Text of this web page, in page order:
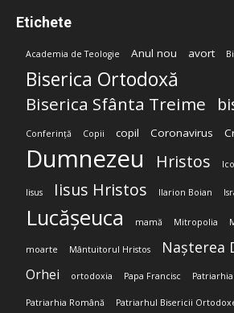
Etichete
Academia de Teologie Anul nou avort
Biserica Ortodoxă
Biserica Sfânta Treime
Conferință Copii copil Coronavirus
Dumnezeu Hristos
Iisus Iisus Hristos Ilarion Boian
Lucășeuca mamă Mitropolia
moarte Mântuitorul Hristos Nașterea
Orhei ortodoxia Papa Francisc
Patriarhia Română Patriarhul Bisericii